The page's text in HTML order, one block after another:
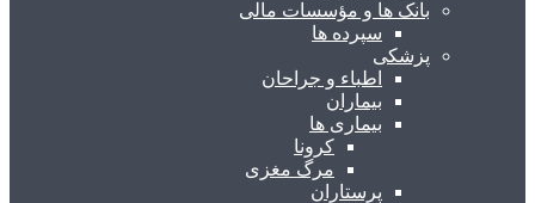
بانک ها و مؤسسات مالی
سپرده ها
پزشکی
اطباء و جراحان
بیماران
بیماری ها
کرونا
مرگ مغزی
پرستاران